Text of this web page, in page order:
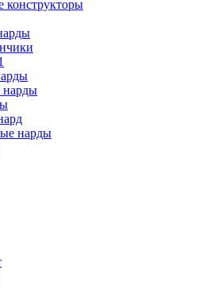
конструкторы
нарды
нарды